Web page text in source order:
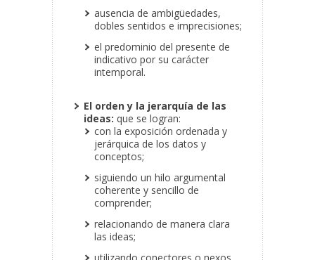
ausencia de ambigüedades,
dobles sentidos e imprecisiones;
el predominio del presente de
indicativo por su carácter
intemporal.
El orden y la jerarquía de las
ideas: que se logran:
con la exposición ordenada y
jerárquica de los datos y
conceptos;
siguiendo un hilo argumental
coherente y sencillo de
comprender;
relacionando de manera clara
las ideas;